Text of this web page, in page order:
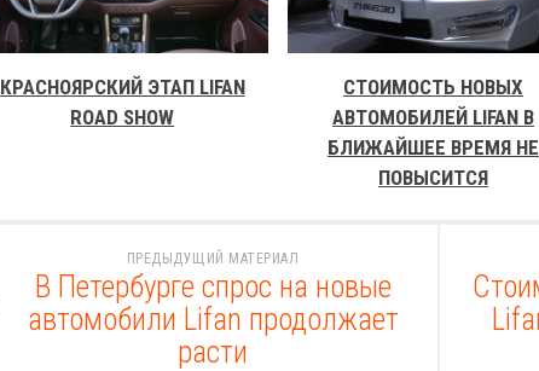
КРАСНОЯРСКИЙ ЭТАП LIFAN
ROAD SHOW
СТОИМОСТЬ НОВЫХ
АВТОМОБИЛЕЙ LIFAN В
БЛИЖАЙШЕЕ ВРЕМЯ НЕ
ПОВЫСИТСЯ
ПРЕДЫДУЩИЙ МАТЕРИАЛ
В Петербурге спрос на новые
автомобили Lifan продолжает
расти